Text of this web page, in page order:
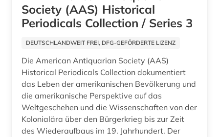
estland (4)
estnisch (1)
eth zürich (1)
ethnologie (2)
eu recht (1)
europa (4)
Society (AAS) Historical
Periodicals Collection / Series 3
DEUTSCHLANDWEIT FREI, DFG-GEFÖRDERTE LIZENZ
Die American Antiquarian Society (AAS)
Historical Periodicals Collection dokumentiert
das Leben der amerikanischen Bevölkerung und
die amerikanische Perspektive auf das
Weltgeschehen und die Wissenschaften von der
Kolonialära über den Bürgerkrieg bis zur Zeit
des Wiederaufbaus im 19. Jahrhundert. Der